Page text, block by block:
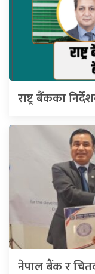
राष्ट्र बैंकका
नेपाल बैंक र